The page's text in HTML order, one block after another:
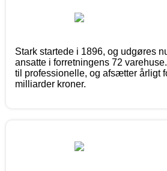
Stark startede i 1896, og udgøres
ansatte i forretningens 72
til professionelle, og afsætter årligt
milliarder kroner.